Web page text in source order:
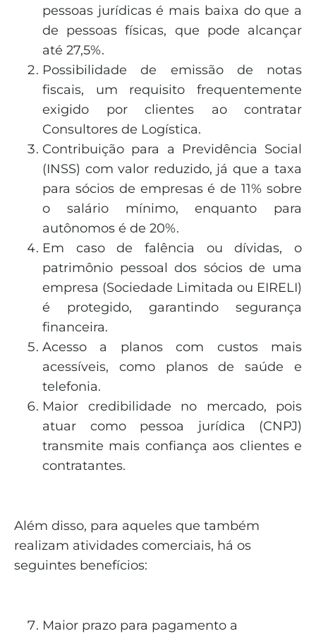
pessoas jurídicas é mais baixa do que a
de pessoas físicas, que pode alcançar
até 27,5%.
Possibilidade de emissão de notas
fiscais, um requisito frequentemente
exigido por clientes ao contratar
Consultores de Logística.
Contribuição para a Previdência Social
(INSS) com valor reduzido, já que a taxa
para sócios de empresas é de 11% sobre
o salário mínimo, enquanto para
autônomos é de 20%.
Em caso de falência ou dívidas, o
patrimônio pessoal dos sócios de uma
empresa (Sociedade Limitada ou EIRELI)
é protegido, garantindo segurança
financeira.
Acesso a planos com custos mais
acessíveis, como planos de saúde e
telefonia.
Maior credibilidade no mercado, pois
atuar como pessoa jurídica (CNPJ)
transmite mais confiança aos clientes e
contratantes.
Além disso, para aqueles que também
realizam atividades comerciais, há os
seguintes benefícios:
Maior prazo para pagamento a